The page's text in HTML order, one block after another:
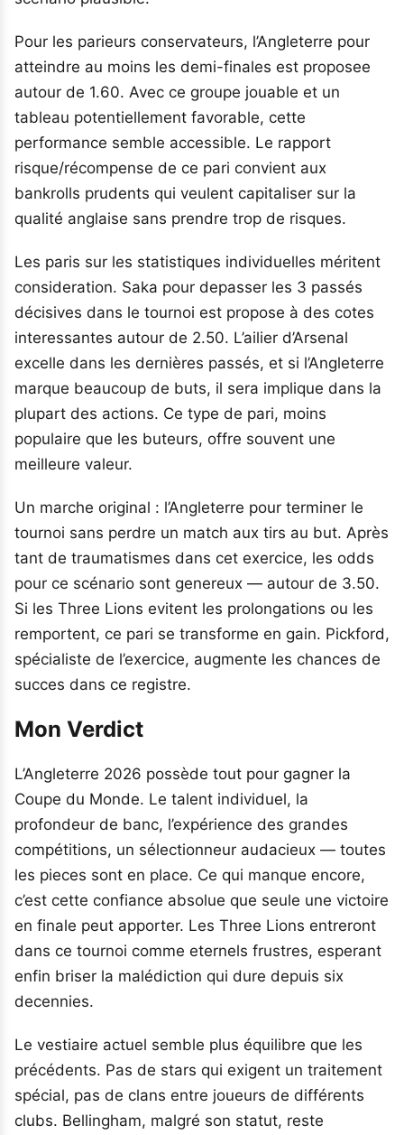
Pour les parieurs conservateurs, l’Angleterre pour
atteindre au moins les demi-finales est proposee
autour de 1.60. Avec ce groupe jouable et un
tableau potentiellement favorable, cette
performance semble accessible. Le rapport
risque/récompense de ce pari convient aux
bankrolls prudents qui veulent capitaliser sur la
qualité anglaise sans prendre trop de risques.
Les paris sur les statistiques individuelles méritent
consideration. Saka pour depasser les 3 passés
décisives dans le tournoi est propose à des cotes
interessantes autour de 2.50. L’ailier d’Arsenal
excelle dans les dernières passés, et si l’Angleterre
marque beaucoup de buts, il sera implique dans la
plupart des actions. Ce type de pari, moins
populaire que les buteurs, offre souvent une
meilleure valeur.
Un marche original : l’Angleterre pour terminer le
tournoi sans perdre un match aux tirs au but. Après
tant de traumatismes dans cet exercice, les odds
pour ce scénario sont genereux — autour de 3.50.
Si les Three Lions evitent les prolongations ou les
remportent, ce pari se transforme en gain. Pickford,
spécialiste de l’exercice, augmente les chances de
succes dans ce registre.
Mon Verdict
L’Angleterre 2026 possède tout pour gagner la
Coupe du Monde. Le talent individuel, la
profondeur de banc, l’expérience des grandes
compétitions, un sélectionneur audacieux — toutes
les pieces sont en place. Ce qui manque encore,
c’est cette confiance absolue que seule une victoire
en finale peut apporter. Les Three Lions entreront
dans ce tournoi comme eternels frustres, esperant
enfin briser la malédiction qui dure depuis six
decennies.
Le vestiaire actuel semble plus équilibre que les
précédents. Pas de stars qui exigent un traitement
spécial, pas de clans entre joueurs de différents
clubs. Bellingham, malgré son statut, reste